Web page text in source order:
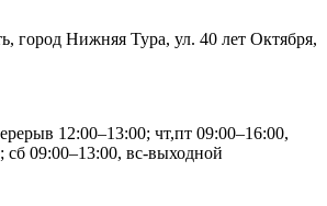
город Нижняя Тура, ул. 40 лет Октября,
12:00–13:00; чт,пт 09:00–16:00,
сб 09:00–13:00, вс-выходной